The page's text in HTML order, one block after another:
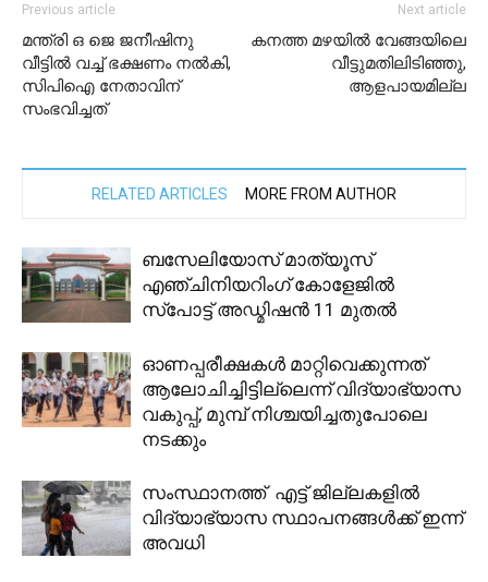
Previous article
മന്ത്രി ഒ ജെ ജനീഷിനു
വീട്ടിൽ വച്ച് ഭക്ഷണം നൽകി,
സിപിഐ നേതാവിന്
സംഭവിച്ചത്
Next article
കനത്ത മഴയില്‍ വേങ്ങയിലെ
വീട്ടുമതിലിടിഞ്ഞു,
ആളപായമില്ല
RELATED ARTICLES MORE FROM AUTHOR
ബസേലിയോസ് മാത്യൂസ്
എഞ്ചിനിയറിംഗ് കോളേജിൽ
സ്പോട്ട് അഡ്മിഷൻ 11 മുതൽ
ഓണപ്പരീക്ഷകള്‍ മാറ്റിവെക്കുന്നത്
ആലോചിച്ചിട്ടില്ലെന്ന് വിദ്യാഭ്യാസ
വകുപ്പ്, മുമ്പ് നിശ്ചയിച്ചതുപോലെ
നടക്കും
സംസ്ഥാനത്ത് എട്ട് ജില്ലകളിൽ
വിദ്യാഭ്യാസ സ്ഥാപനങ്ങൾക്ക് ഇന്ന്
അവധി